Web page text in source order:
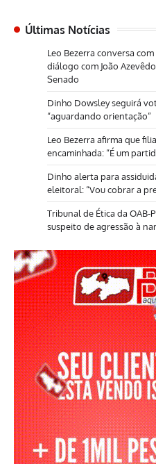
Últimas Notícias
Leo Bezerra conversa
diálogo com João
Senado
Dinho Dowsley seguirá
“aguardando orientação”
Leo Bezerra afirma que
encaminhada: “É um
Dinho alerta para
eleitoral: “Vou cobrar a
Tribunal de Ética da OAB-
suspeito de agressão à